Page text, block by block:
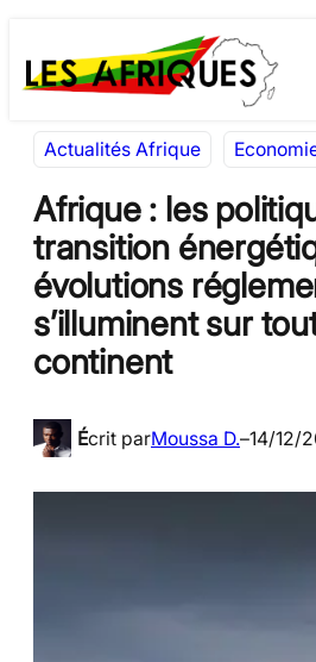
au
contenu
to
content
Actualités Afrique
Afrique : les
transition
évolutions
s’illuminent sur
continent
Écrit parMoussa D.–14/12/